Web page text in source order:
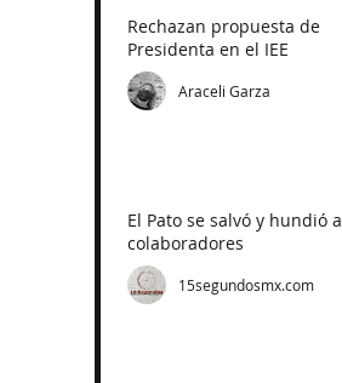
Rechazan propuesta de
Presidenta en el IEE
Araceli Garza
El Pato se salvó y hundió a
colaboradores
15segundosmx.com